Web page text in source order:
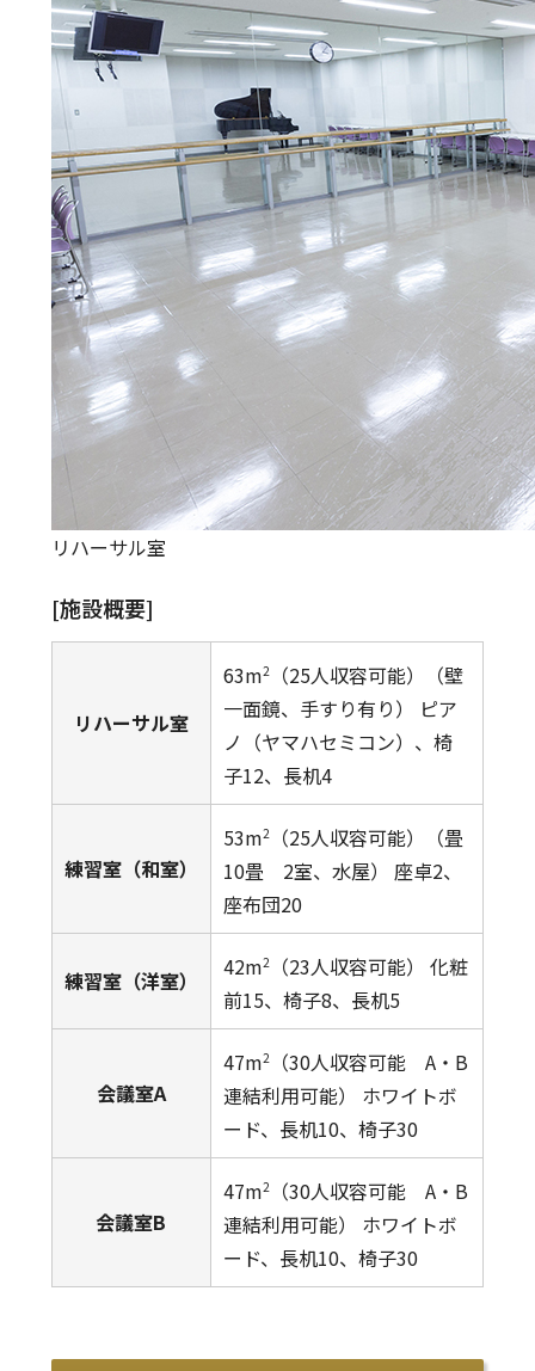
リハーサル室
[施設概要]
リハーサル室
63m2（25人収容可能）（壁
一面鏡、手すり有り） ピア
ノ（ヤマハセミコン）、椅
子12、長机4
練習室（和室）
53m2（25人収容可能）（畳
10畳 2室、水屋） 座卓2、
座布団20
練習室（洋室） 42m2（23人収容可能） 化粧
前15、椅子8、長机5
会議室A
47m2（30人収容可能 A・B
連結利用可能） ホワイトボ
ード、長机10、椅子30
会議室B
47m2（30人収容可能 A・B
連結利用可能） ホワイトボ
ード、長机10、椅子30